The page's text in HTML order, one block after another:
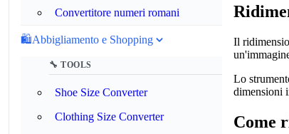
Convertitore numeri romani
🛍️Abbigliamento e Shopping
🔧 TOOLS
Shoe Size Converter
Clothing Size Converter
Il
Lo
dimensioni
Come